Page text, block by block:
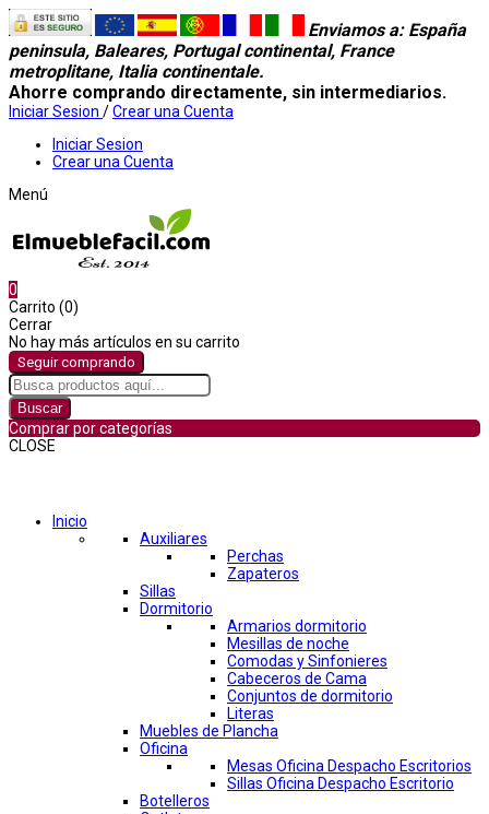
Enviamos a: España
peninsula, Baleares, Portugal continental, France
metroplitane, Italia continentale.
Ahorre comprando directamente, sin intermediarios.
Iniciar Sesion /Crear una Cuenta
Iniciar Sesion
Crear una Cuenta
Menú
0
Carrito (0)
Cerrar
No hay más artículos en su carrito
Seguir comprando
Buscar
Comprar por categorías
CLOSE
Inicio
Auxiliares
Perchas
Zapateros
Sillas
Dormitorio
Armarios dormitorio
Mesillas de noche
Comodas y Sinfonieres
Cabeceros de Cama
Conjuntos de dormitorio
Literas
Muebles de Plancha
Oficina
Mesas Oficina Despacho Escritorios
Sillas Oficina Despacho Escritorio
Botelleros